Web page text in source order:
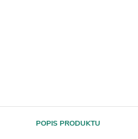
POPIS PRODUKTU